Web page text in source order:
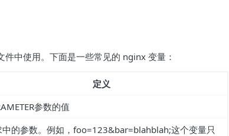
中使用。下面是一些常见的 nginx 变量：
义
参数的值
中的参数。例如，foo=123&bar=blahblah;这个变量只